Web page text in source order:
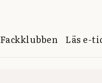
Fackklubben Läs e-